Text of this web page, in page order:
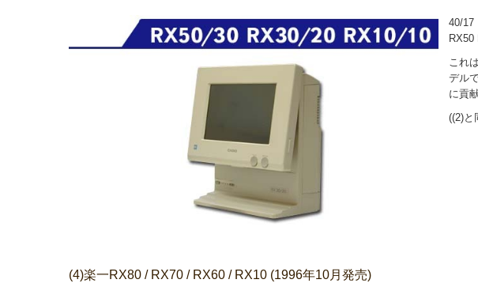
40/17
これ
デル
に貢
((2)と
(4)楽一RX80 / RX70 / RX60 / RX10 (1996年10月発売)